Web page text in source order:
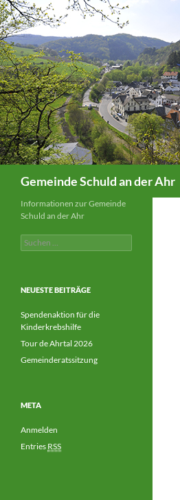
Gemeinde Schuld an der Ahr
Informationen zur Gemeinde
Schuld an der Ahr
Suchen
nach:
NEUESTE BEITRÄGE
Spendenaktion für die
Kinderkrebshilfe
Tour de Ahrtal 2026
Gemeinderatssitzung
META
Anmelden
Entries RSS